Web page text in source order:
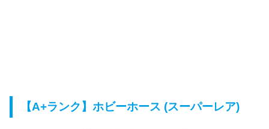
【A+ランク】ホビーホース (スーパーレア)